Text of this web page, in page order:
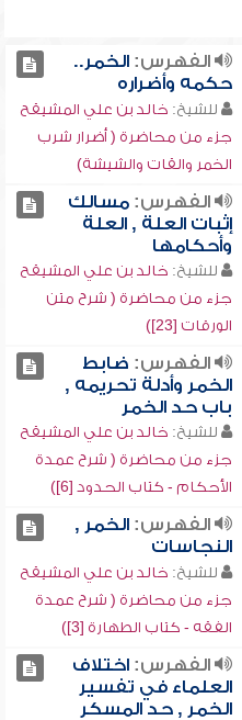
الفهرس:الخمر..
حكمه وأضراره
للشيخ: خالد بن علي المشيقح
جزء من محاضرة ( أضرار شرب
الخمر والقات والشيشة)
الفهرس:مسالك
إثبات العلة , العلة
وأحكامها
للشيخ: خالد بن علي المشيقح
جزء من محاضرة ( شرح متن
الورقات [23])
الفهرس: ضابط
الخمر وأدلة تحريمه ,
باب حد الخمر
للشيخ: خالد بن علي المشيقح
جزء من محاضرة ( شرح عمدة
الأحكام - كتاب الحدود [6])
الفهرس:الخمر ,
النجاسات
للشيخ: خالد بن علي المشيقح
جزء من محاضرة ( شرح عمدة
الفقه - كتاب الطهارة [3])
الفهرس:اختلاف
العلماء في تفسير
الخمر , حد المسكر